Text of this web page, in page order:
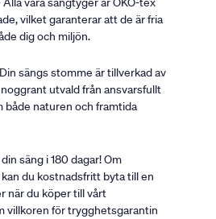
vilket garanterar att de är fria
dig och miljön.
sängs stomme är tillverkad av
utvald från ansvarsfullt
både naturen och framtida
säng i 180 dagar! Om
du kostnadsfritt byta till en
när du köper till vårt
villkoren för trygghetsgarantin